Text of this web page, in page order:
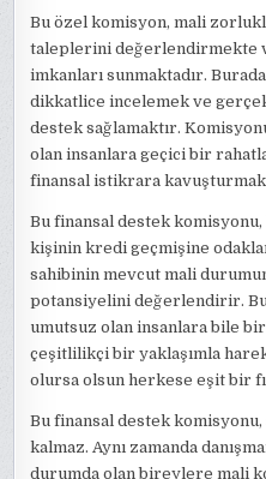
Bu özel komisyon, mali
taleplerini değerlendirmekte
imkanları sunmaktadır.
dikkatlice incelemek ve
destek sağlamaktır.
olan insanlara geçici bir
finansal istikrara
Bu finansal destek
kişinin kredi geçmişine
sahibinin mevcut mali
potansiyelini değerlendirir.
umutsuz olan insanlara bile
çeşitlilikçi bir yaklaşımla
olursa olsun herkese eşit bir
Bu finansal destek
kalmaz. Aynı zamanda
durumda olan bireylere mali